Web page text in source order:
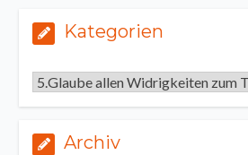
Kategorien
Kategorien
Archiv